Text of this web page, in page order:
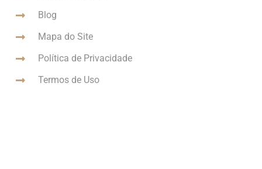
Blog
Mapa do Site
Política de Privacidade
Termos de Uso